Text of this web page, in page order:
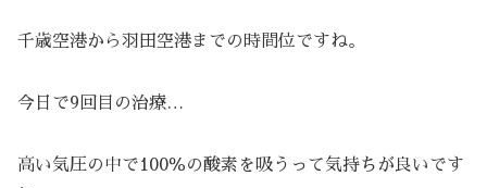
千歳空港から羽田空港までの時間位ですね。
今日で9回目の治療…
高い気圧の中で100％の酸素を吸うって気持ちが良いです